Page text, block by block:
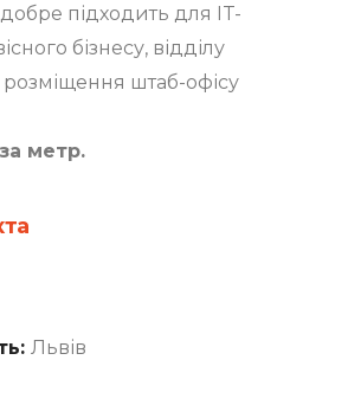
підходить для IT-
бізнесу, відділу
штаб-офісу
метр.
Львів